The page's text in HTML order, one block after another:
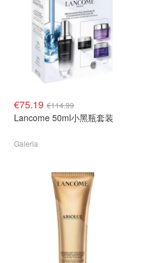
€75.19 €114.99
Lancome 50ml小黑瓶套装
Galeria